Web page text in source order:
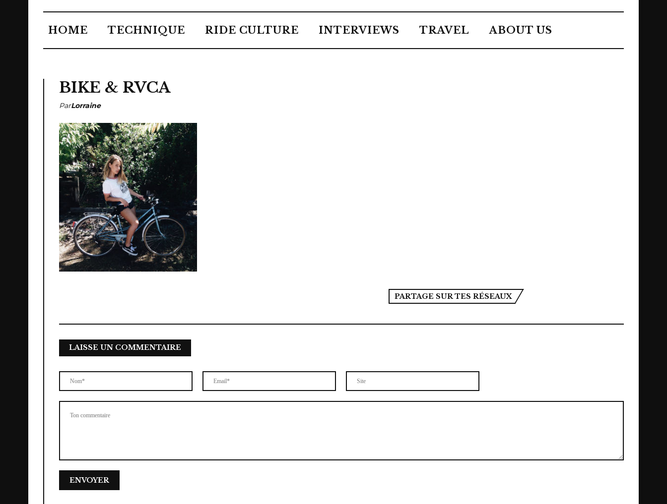
HOME TECHNIQUE RIDE CULTURE INTERVIEWS TRAVEL ABOUT US
BIKE & RVCA
ParLorraine
PARTAGE SUR TES RÉSEAUX
LAISSE UN COMMENTAIRE